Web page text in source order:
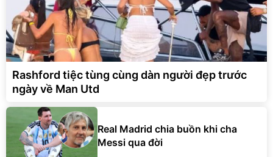
Rashford tiệc tùng cùng dàn người đẹp trước
ngày về Man Utd
Real Madrid chia buồn khi cha
Messi qua đời